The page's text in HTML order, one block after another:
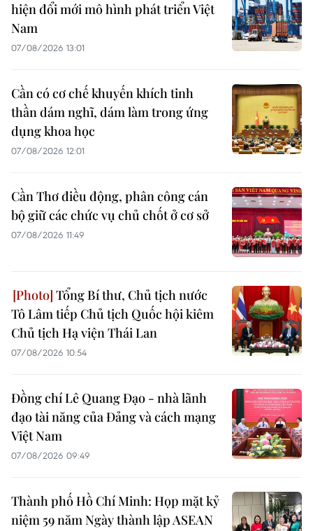
hiện đổi mới mô hình phát triển Việt
Nam
07/08/2026 13:01
Cần có cơ chế khuyến khích tinh
thần dám nghĩ, dám làm trong ứng
dụng khoa học
07/08/2026 12:01
Cần Thơ điều động, phân công cán
bộ giữ các chức vụ chủ chốt ở cơ sở
07/08/2026 11:49
Tổng Bí thư, Chủ tịch nước
Tô Lâm tiếp Chủ tịch Quốc hội kiêm
Chủ tịch Hạ viện Thái Lan
07/08/2026 10:54
Đồng chí Lê Quang Đạo - nhà lãnh
đạo tài năng của Đảng và cách mạng
Việt Nam
07/08/2026 09:49
Thành phố Hồ Chí Minh: Họp mặt kỷ
niệm 59 năm Ngày thành lập ASEAN